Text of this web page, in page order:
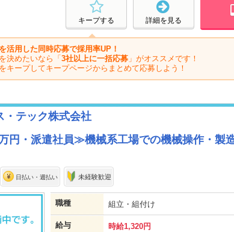
詳細を見る
キープする
活用した同時応募で採用率UP！
決めたいなら「 3社以上に一括応募 」がオススメです！
キープしてキープページからまとめて応募しよう！
・テック株式会社
円・派遣社員≫機械系工場での機械操作・製
日払い・週払い 未経験歓迎
職種 組立・組付け
給与 時給1,320円